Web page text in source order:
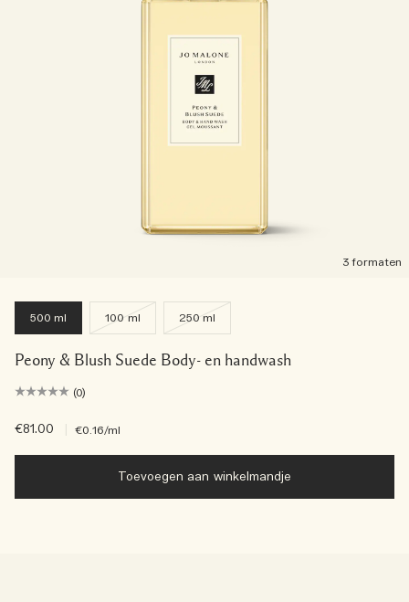
3 formaten
500 ml 100 ml 250 ml
Peony & Blush Suede Body- en handwash
(0)
€81.00 €0.16/ml
Toevoegen aan winkelmandje